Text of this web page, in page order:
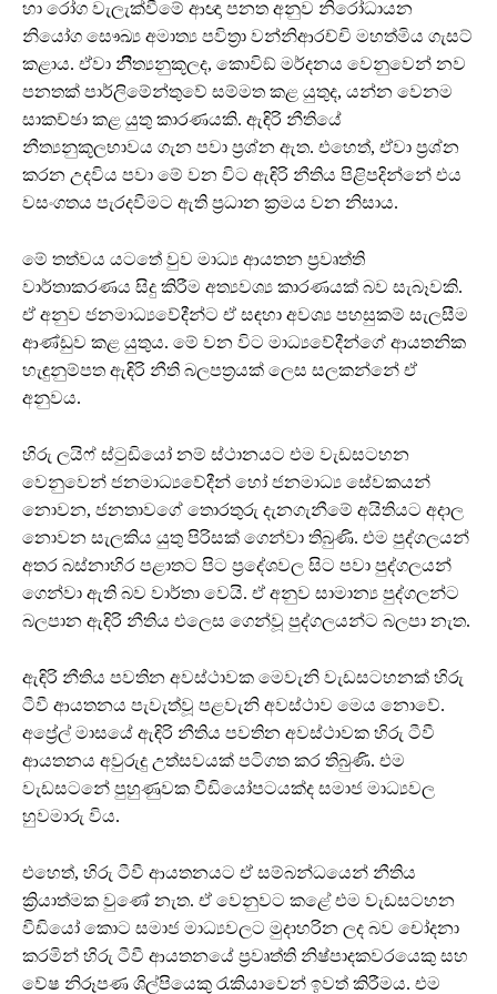
හා රෝග වැලැක්වීමේ ආඥා පනත අනුව නිරෝධායන
නියෝග සෞඛ්‍ය අමාත්‍ය පවිත්‍රා වන්නිආරච්චි මහත්මිය ගැසට්
කළාය. ඒවා නිීත්‍යනුකූලද, කොවිඞ් මර්දනය වෙනුවෙන් නව
පනතක් පාර්ලිමේන්තුවේ සම්මත කළ යුතුද, යන්න වෙනම
සාකච්ඡා කළ යුතු කාරණයකි. ඇඳිරි නීතියේ
නීත්‍යනුකූලභාවය ගැන පවා ප්‍රශ්න ඇත. එහෙත්, ඒවා ප්‍රශ්න
කරන උදවිය පවා මේ වන විට ඇඳිරි නීතිය පිළිපදින්නේ එය
වසංගතය පැරදවීමට ඇති ප්‍රධාන ක්‍රමය වන නිසාය.
මේ තත්වය යටතේ වුව මාධ්‍ය ආයතන ප්‍රවෘත්ති
වාර්තාකරණය සිදු කිරීම අත්‍යවශ්‍ය කාරණයක් බව සැබෑවකි.
ඒ අනුව ජනමාධ්‍යවේදීන්ට ඒ සඳහා අවශ්‍ය පහසුකම් සැලසීම
ආණ්ඩුව කළ යුතුය. මේ වන විට මාධ්‍යවේදීන්ගේ ආයතනික
හැඳුනුම්පත ඇඳිරි නීති බලපත්‍රයක් ලෙස සලකන්නේ ඒ
අනුවය.
හිරු ලයිෆ් ස්ටුඩියෝ නම් ස්ථානයට එම වැඩසටහන
වෙනුවෙන් ජනමාධ්‍යවේදීන් හෝ ජනමාධ්‍ය සේවකයන්
නොවන, ජනතාවගේ තොරතුරු දැනගැනීමේ අයිතියට අදාල
නොවන සැලකිය යුතු පිරිසක් ගෙන්වා තිබුණි. එම පුද්ගලයන්
අතර බස්නාහිර පළාතට පිට ප්‍රදේශවල සිට පවා පුද්ගලයන්
ගෙන්වා ඇති බව වාර්තා වෙයි. ඒ අනුව සාමාන්‍ය පුද්ගලන්ට
බලපාන ඇඳිරි නීතිය එලෙස ගෙන්වූ පුද්ගලයන්ට බලපා නැත.
ඇඳිරි නීතිය පවතින අවස්ථාවක මෙවැනි වැඩසටහනක් හිරු
ටීවී ආයතනය පැවැත්වූ පළවැනි අවස්ථාව මෙය නොවේ.
අප්‍රේල් මාසයේ ඇඳිරි නීතිය පවතින අවස්ථාවක හිරු ටීවී
ආයතනය අවුරුදු උත්සවයක් පටිගත කර තිබුණි. එම
වැඩසටනේ පුහුණුවක වීඩියෝපටයක්ද සමාජ මාධ්‍යවල
හුවමාරු විය.
එහෙත්, හිරු ටීවී ආයතනයට ඒ සම්බන්ධයෙන් නීතිය
ක්‍රියාත්මක වුණේ නැත. ඒ වෙනුවට කළේ එම වැඩසටහන
වීඩියෝ කොට සමාජ මාධ්‍යවලට මුදාහරින ලද බව චෝදනා
කරමින් හිරු ටීවී ආයතනයේ ප්‍රවෘත්ති නිෂ්පාදකවරයෙකු සහ
වේෂ නිරූපණ ශිල්පියෙකු රැකියාවෙන් ඉවත් කිරීමය. එම